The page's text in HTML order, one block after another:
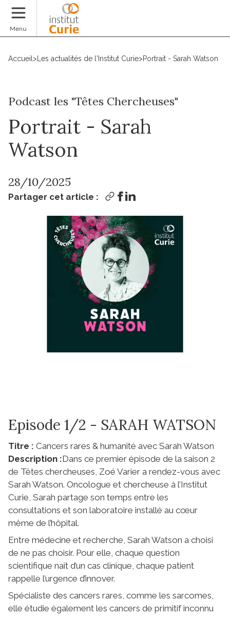
Menu
Accueil > Les actualités de l'Institut Curie>Portrait - Sarah Watson
Podcast les "Têtes Chercheuses"
Portrait - Sarah
Watson
28/10/2025
Partager cet article :
Episode 1/2 - SARAH WATSON
Titre : Cancers rares & humanité avec Sarah Watson
Description :Dans ce premier épisode de la saison 2
de Têtes chercheuses, Zoé Varier a rendez-vous avec
Sarah Watson. Oncologue et chercheuse à l’Institut
Curie, Sarah partage son temps entre les
consultations et son laboratoire installé au cœur
même de l’hôpital.
Entre médecine et recherche, Sarah Watson a choisi
de ne pas choisir. Pour elle, chaque question
scientifique naît d’un cas clinique, chaque patient
rappelle l’urgence d’innover.
Spécialiste des cancers rares, comme les sarcomes,
elle étudie également les cancers de primitif inconnu